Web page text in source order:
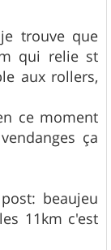
trouve que
qui relie st
aux rollers,
ce moment
ça
beaujeu
11km c'est